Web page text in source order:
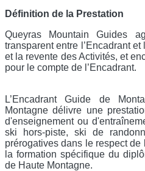
Définition de la Prestation
Queyras Mountain Guides
transparent entre l’Encadrant
et la revente des Activités, et
pour le compte de l’Encadrant.
L’Encadrant Guide de
Montagne délivre une
d'enseignement ou
ski hors-piste, ski de
prérogatives dans le respect
la formation spécifique du
de Haute Montagne.